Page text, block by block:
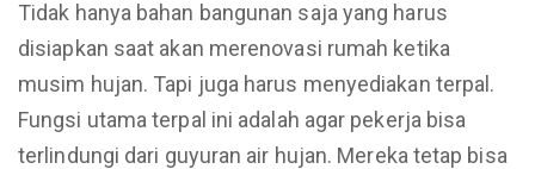
Tidak hanya bahan bangunan saja yang harus
disiapkan saat akan merenovasi rumah ketika
musim hujan. Tapi juga harus menyediakan terpal.
Fungsi utama terpal ini adalah agar pekerja bisa
terlindungi dari guyuran air hujan. Mereka tetap bisa